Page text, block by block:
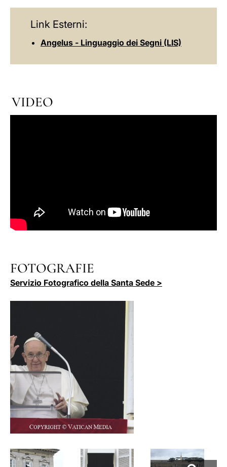
Link Esterni:
Angelus - Linguaggio dei Segni (LIS)
VIDEO
FOTOGRAFIE
Servizio Fotografico della Santa Sede >